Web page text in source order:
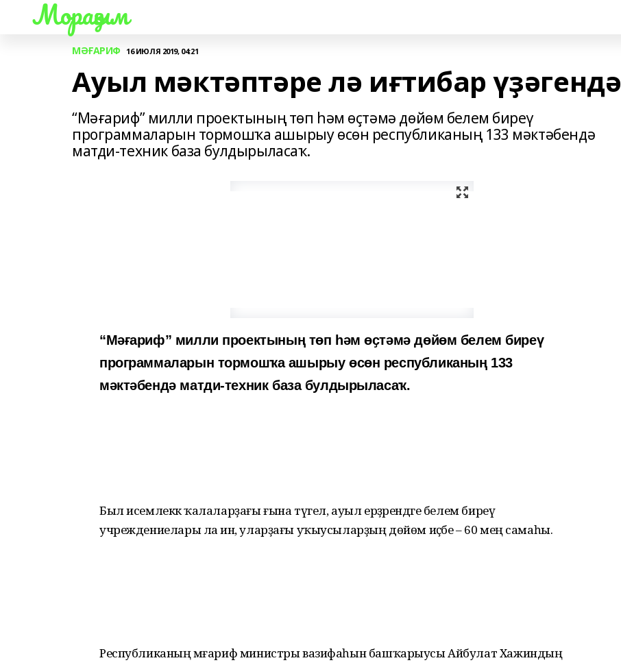
Мораҙым
МӘҒАРИФ 16 ИЮЛЯ 2019, 04:21
Ауыл мәктәптәре лә иғтибар үҙәгендә
“Мәғариф” милли проектының төп һәм өҫтәмә дөйөм белем биреү
программаларын тормошҡа ашырыу өсөн республиканың 133 мәктәбендә
матди-техник база булдырыласаҡ.
“Мәғариф” милли проектының төп һәм өҫтәмә дөйөм белем биреү
программаларын тормошҡа ашырыу өсөн республиканың 133
мәктәбендә матди-техник база булдырыласаҡ.
Был исемлеккә ҡалаларҙағы ғына түгел, ауыл ерҙәрендәге белем биреү
учреждениелары ла инә, уларҙағы уҡыусыларҙың дөйөм иҫәбе – 60 мең самаһы.
Республиканың мәғариф министры вазифаһын башҡарыусы Айбулат Хажиндың